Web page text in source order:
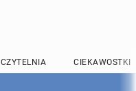
CZYTELNIA CIEKAWOSTKI